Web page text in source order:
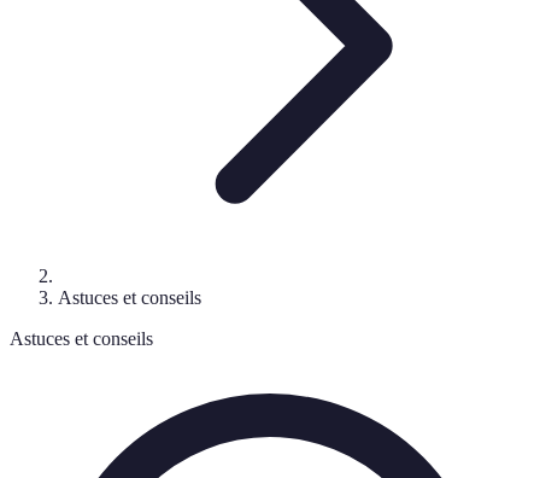
Astuces et conseils
Astuces et conseils